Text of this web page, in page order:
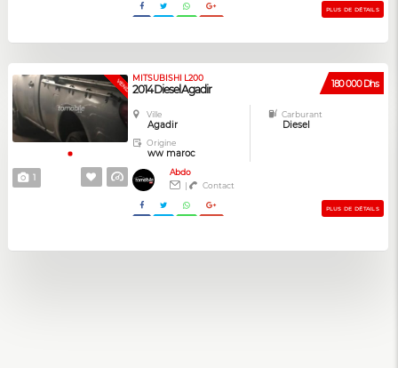
PLUS DE DÉTAILS
1
VENDUE 180 000 Dhs
MITSUBISHI L200
2014 Diesel Agadir
Ville
Agadir
Carburant
Diesel
Origine
ww maroc
Abdo
|
Contact
PLUS DE DÉTAILS